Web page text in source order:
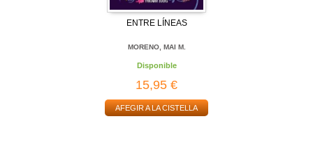
ENTRE LÍNEAS
MORENO, MAI M.
Disponible
15,95 €
AFEGIR A LA CISTELLA